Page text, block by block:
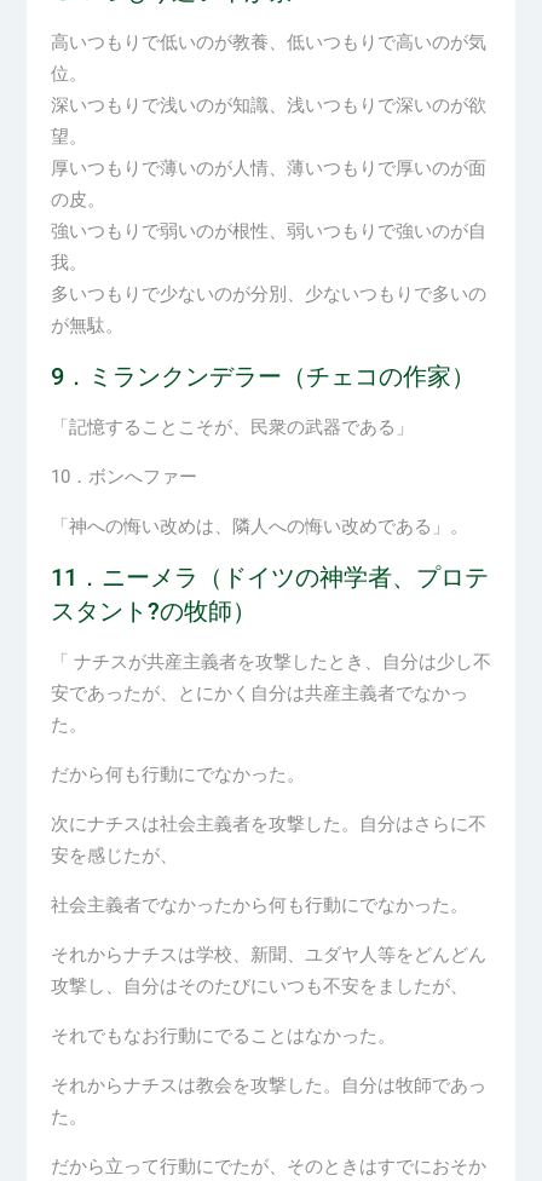
高いつもりで低いのが教養、低いつもりで高いのが気
位。
深いつもりで浅いのが知識、浅いつもりで深いのが欲
望。
厚いつもりで薄いのが人情、薄いつもりで厚いのが面
の皮。
強いつもりで弱いのが根性、弱いつもりで強いのが自
我。
多いつもりで少ないのが分別、少ないつもりで多いの
が無駄。
9．ミランクンデラー（チェコの作家）
「記憶することこそが、民衆の武器である」
10．ボンへファー
「神への悔い改めは、隣人への悔い改めである」。
11．ニーメラ（ドイツの神学者、プロテ
スタント ?の牧師）
「 ナチスが共産主義者を攻撃したとき、自分は少し不
安であったが、とにかく自分は共産主義者でなかっ
た。
だから何も行動にでなかった。
次にナチスは社会主義者を攻撃した。自分はさらに不
安を感じたが、
社会主義者でなかったから何も行動にでなかった。
それからナチスは学校、新聞、ユダヤ人等をどんどん
攻撃し、自分はそのたびにいつも不安をましたが、
それでもなお行動にでることはなかった。
それからナチスは教会を攻撃した。自分は牧師であっ
た。
だから立って行動にでたが、そのときはすでにおそか